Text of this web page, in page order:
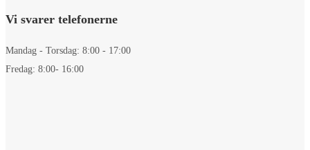
Vi svarer telefonerne
Mandag - Torsdag: 8:00 - 17:00
Fredag: 8:00- 16:00